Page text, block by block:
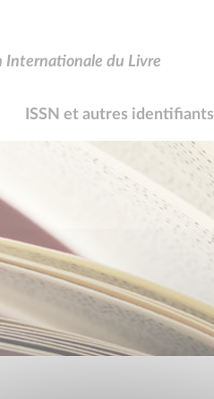
Internationale du Livre
ISSN et autres identifiants